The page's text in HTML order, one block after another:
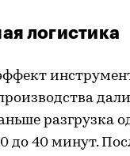
логистика
разгрузка
до 40 минут.